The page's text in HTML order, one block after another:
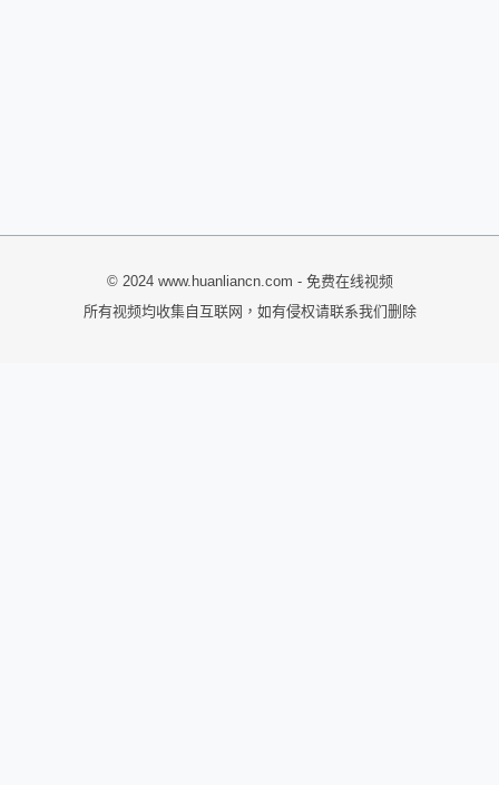
© 2024 www.huanliancn.com - 免费在线视频
所有视频均收集自互联网，如有侵权请联系我们删除